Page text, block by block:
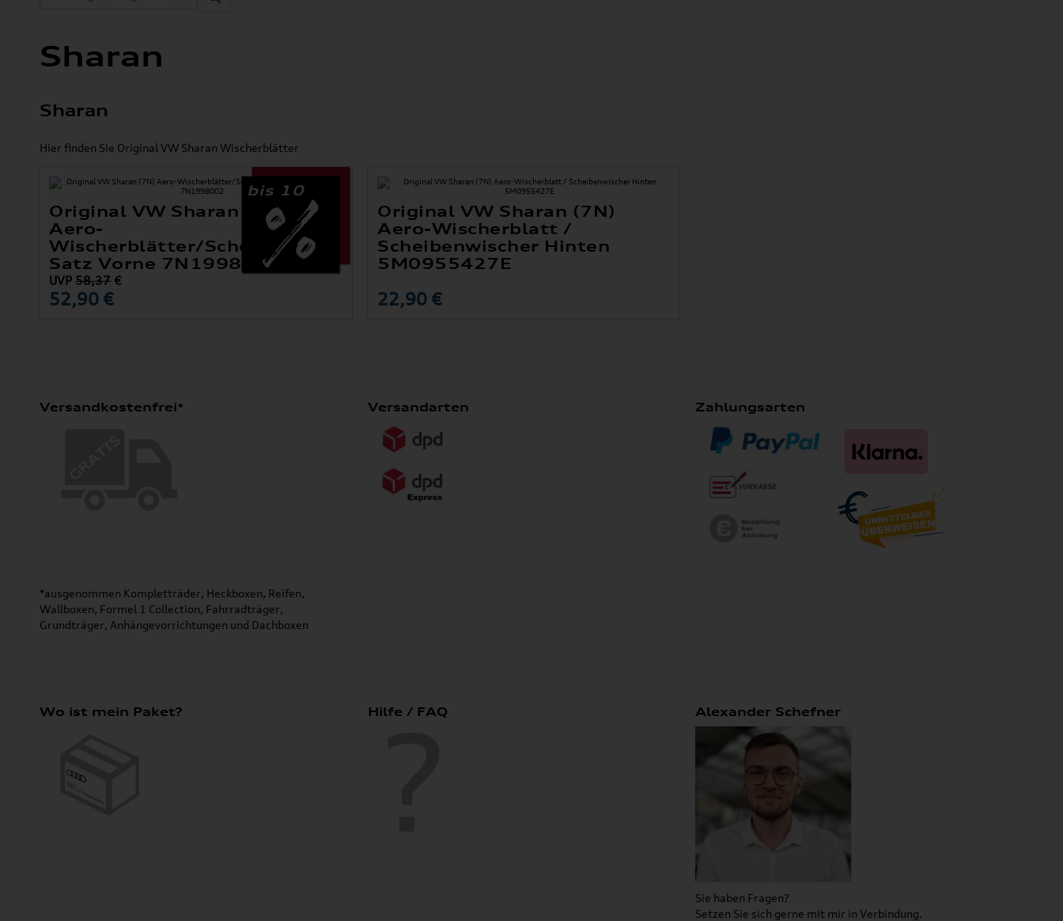
Sharan
Sharan
Hier finden Sie Original VW Sharan Wischerblätter
bis 10
Original VW Sharan (7N)
Aero-
Wischerblätter/Scheibenwischer
Satz Vorne 7N1998002
UVP58,37 €
52,90 €
Original VW Sharan (7N)
Aero-Wischerblatt /
Scheibenwischer Hinten
5M0955427E
22,90 €
Versandkostenfrei*
*ausgenommen Kompletträder, Heckboxen, Reifen,
Wallboxen, Formel 1 Collection, Fahrradträger,
Grundträger, Anhängevorrichtungen und Dachboxen
Versandarten Zahlungsarten
Wo ist mein Paket? Hilfe / FAQ Alexander Schefner
Sie haben Fragen?
Setzen Sie sich gerne mit mir in Verbindung.